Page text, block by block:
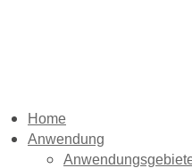
Home
Anwendung